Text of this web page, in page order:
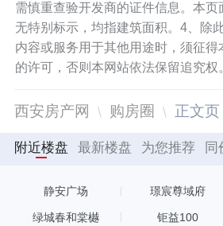
需慎重查验开发商的证件信息。本页
无特别标示，均指建筑面积。4、除
内容或服务用于其他用途时，须征得
的许可，否则本网站依法保留追究权
西安房产网 购房圈 正文页
附近楼盘 最新楼盘 为您推荐 同
静安广场 璟宸尊域府
绿城春和棠樾 钜益100